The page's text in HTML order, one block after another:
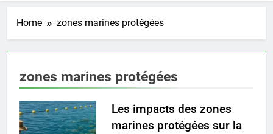
Home zones marines protégées
zones marines protégées
Les impacts des zones
marines protégées sur la